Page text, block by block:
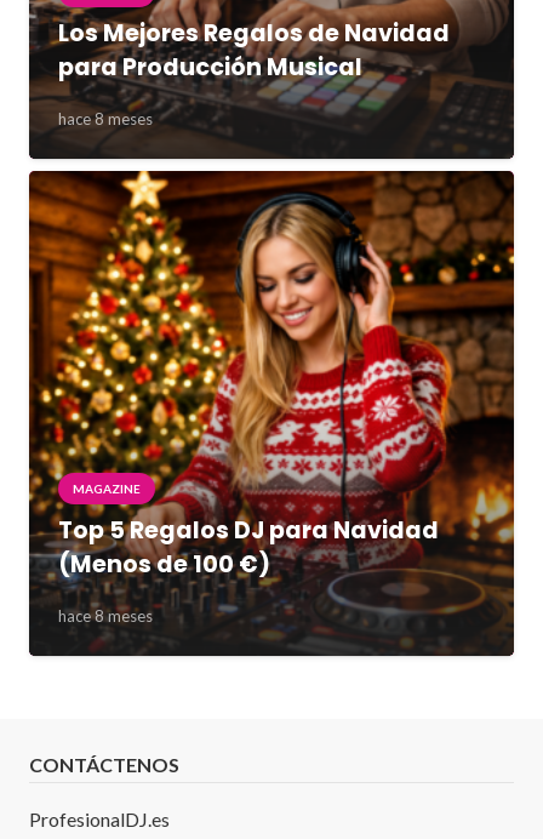
Los Mejores Regalos de Navidad
para Producción Musical
hace 8 meses
MAGAZINE
Top 5 Regalos DJ para Navidad
(Menos de 100 €)
hace 8 meses
CONTÁCTENOS
ProfesionalDJ.es